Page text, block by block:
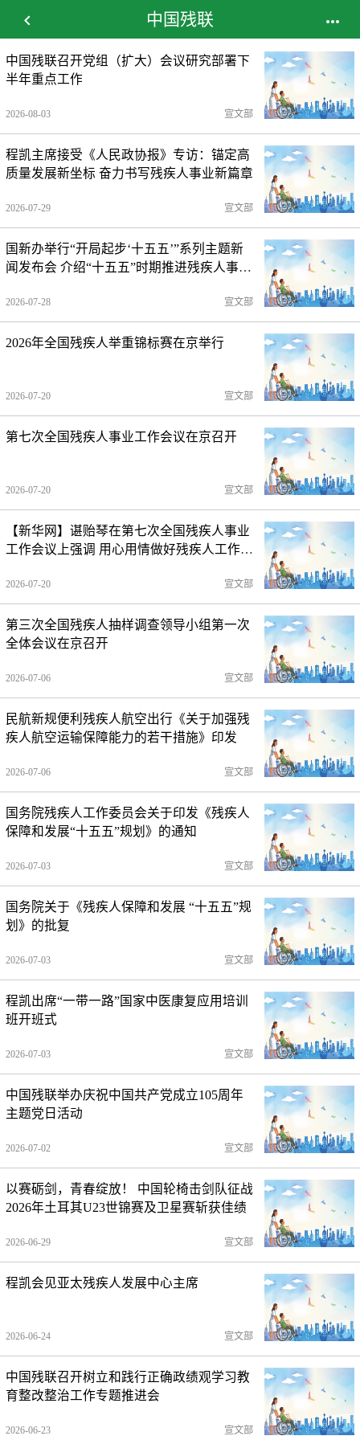
 中国残联 
中国残联召开党组（扩大）会议研究部署下
半年重点工作
2026-08-03 宣文部
程凯主席接受《人民政协报》专访：锚定高
质量发展新坐标 奋力书写残疾人事业新篇章
2026-07-29 宣文部
国新办举行“开局起步‘十五五’”系列主题新
闻发布会 介绍“十五五”时期推进残疾人事业
2026-07-28 宣文部
2026年全国残疾人举重锦标赛在京举行
2026-07-20 宣文部
第七次全国残疾人事业工作会议在京召开
2026-07-20 宣文部
【新华网】谌贻琴在第七次全国残疾人事业
工作会议上强调 用心用情做好残疾人工作
2026-07-20 宣文部
第三次全国残疾人抽样调查领导小组第一次
全体会议在京召开
2026-07-06 宣文部
民航新规便利残疾人航空出行《关于加强残
疾人航空运输保障能力的若干措施》印发
2026-07-06 宣文部
国务院残疾人工作委员会关于印发《残疾人
保障和发展“十五五”规划》的通知
2026-07-03 宣文部
国务院关于《残疾人保障和发展 “十五五”规
划》的批复
2026-07-03 宣文部
程凯出席“一带一路”国家中医康复应用培训
班开班式
2026-07-03 宣文部
中国残联举办庆祝中国共产党成立105周年
主题党日活动
2026-07-02 宣文部
以赛砺剑，青春绽放！ 中国轮椅击剑队征战
2026年土耳其U23世锦赛及卫星赛斩获佳绩
2026-06-29 宣文部
程凯会见亚太残疾人发展中心主席
2026-06-24 宣文部
中国残联召开树立和践行正确政绩观学习教
育整改整治工作专题推进会
2026-06-23 宣文部